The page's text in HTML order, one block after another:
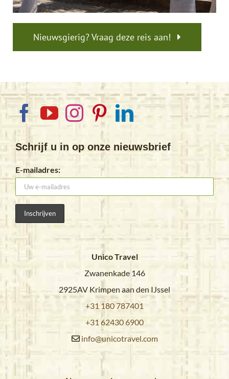
Nieuwsgierig? Vraag deze reis aan!
Schrijf u in op onze nieuwsbrief
E-mailadres:
Unico Travel
Zwanenkade 146
2925AV Krimpen aan den IJssel
+31 180 787401
+31 62430 6900
info@unicotravel.com